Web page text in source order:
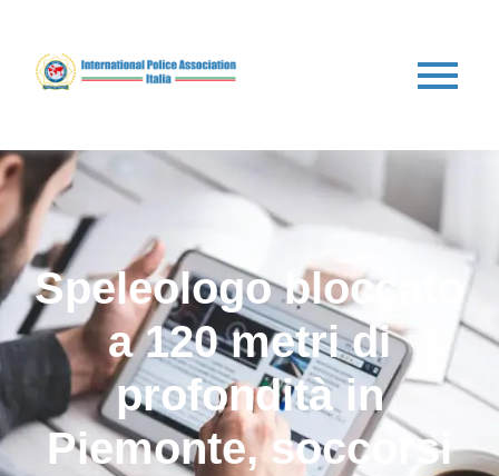
Speleologo bloccato
a 120 metri di
profondità in
Piemonte, soccorsi